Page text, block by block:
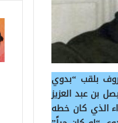
السوري محمد سليمان الأحمد (1903-1981) والمعروف بلقب “بدوي
فيصل بن عبد العزيز
الذي كان خطه